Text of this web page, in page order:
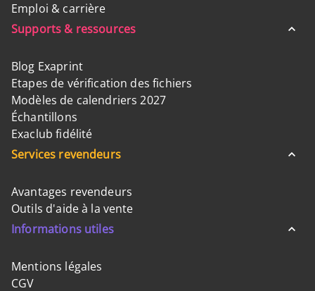
Emploi & carrière
Supports & ressources
Blog Exaprint
Etapes de vérification des fichiers
Modèles de calendriers 2027
Échantillons
Exaclub fidélité
Services revendeurs
Avantages revendeurs
Outils d'aide à la vente
Informations utiles
Mentions légales
CGV